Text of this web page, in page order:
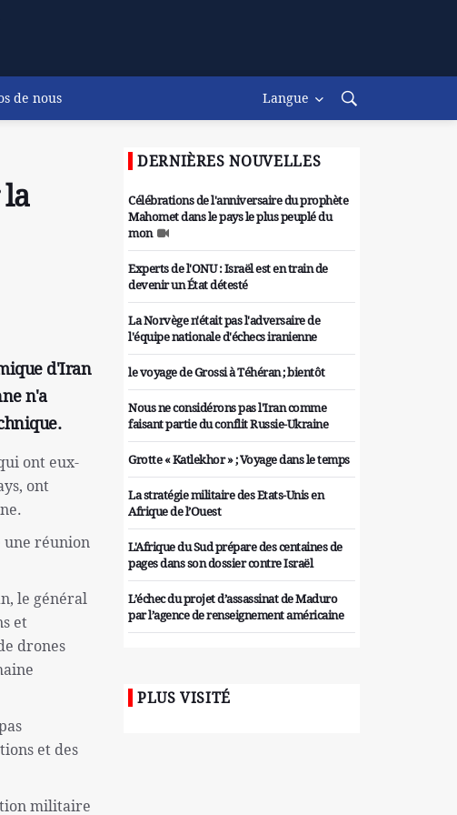
de nous Langue
d'Iran
n'a
ont eux-
ont
une réunion
le général
et
drones
et des
militaire
DERNIÈRES NOUVELLES
Célébrations de l'anniversaire du prophète
Mahomet dans le pays le plus peuplé du
mon
Experts de l'ONU : Israël est en train de
devenir un État détesté
La Norvège n'était pas l'adversaire de
l'équipe nationale d'échecs iranienne
le voyage de Grossi à Téhéran ; bientôt
Nous ne considérons pas l'Iran comme
faisant partie du conflit Russie-Ukraine
Grotte « Katlekhor » ; Voyage dans le temps
La stratégie militaire des Etats-Unis en
Afrique de l’Ouest
L'Afrique du Sud prépare des centaines de
pages dans son dossier contre Israël
L’échec du projet d’assassinat de Maduro
par l’agence de renseignement américaine
Iran considère l'arsenal nucléaire israélien
PLUS VISITÉ